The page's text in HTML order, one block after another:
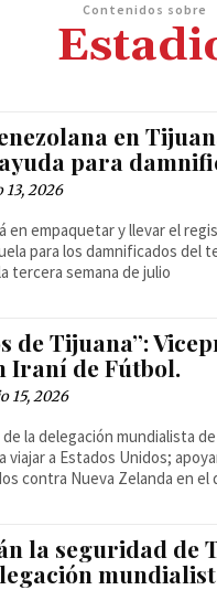
Contenidos sobre
en
para
13, 2026
en empaquetar y llevar el
para los damnificados del
tercera semana de julio
de Tijuana”:
Iraní de Fútbol.
15, 2026
la delegación mundialista
viajar a Estados Unidos;
contra Nueva Zelanda en el
la seguridad de